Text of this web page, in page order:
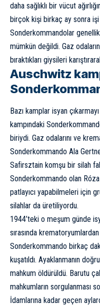
daha sağlıklı bir vücut
birçok kişi birkaç ay sonra işi
Sonderkommandolar
mümkün değildi. Gaz
bıraktıkları giysileri
Auschwitz
Bazı kamplar isyan
kampındaki
biriydi. Gaz odalarını ve
Sonderkommando Ala
Safirsztain komşu bir silah
Sonderkommando olan
patlayıcı yapabilmeleri için
silahlar da üretiliyordu.
1944’teki o meşum günde
sırasında
Sonderkommando birkaç
kuşatıldı. Ayaklanmanın
mahkum öldürüldü. Barutu
mahkumların sorgulanması
İdamlarına kadar geçen